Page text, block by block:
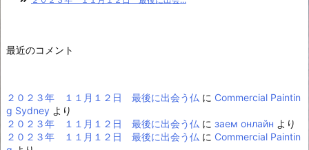
最近のコメント
２０２３年 １１月１２日 最後に出会う仏 に Commercial Paintin
g Sydney より
２０２３年 １１月１２日 最後に出会う仏 に заем онлайн より
２０２３年 １１月１２日 最後に出会う仏 に Commercial Paintin